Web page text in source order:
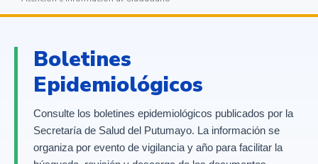
Boletines
Epidemiológicos
Consulte los boletines epidemiológicos publicados por la
Secretaría de Salud del Putumayo. La información se
organiza por evento de vigilancia y año para facilitar la